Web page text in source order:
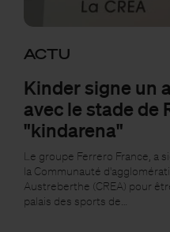
ACTU
Kinder signe un
avec le stade de
"kindarena"
Le groupe Ferrero France, a
la Communauté
Austreberthe (CREA) pour
palais des sports de…